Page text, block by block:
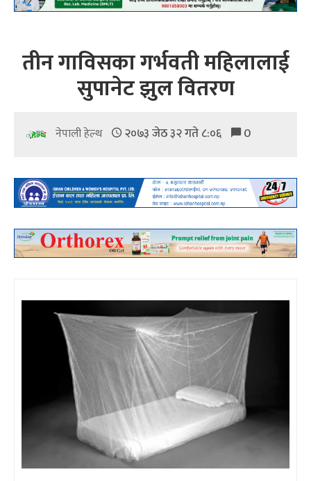
तीन गाविसका गर्भवती महिलालाई
सुपानेट झुल वितरण
नेपाली हेल्थ २०७३ जेठ ३२ गते ८:०६ 0